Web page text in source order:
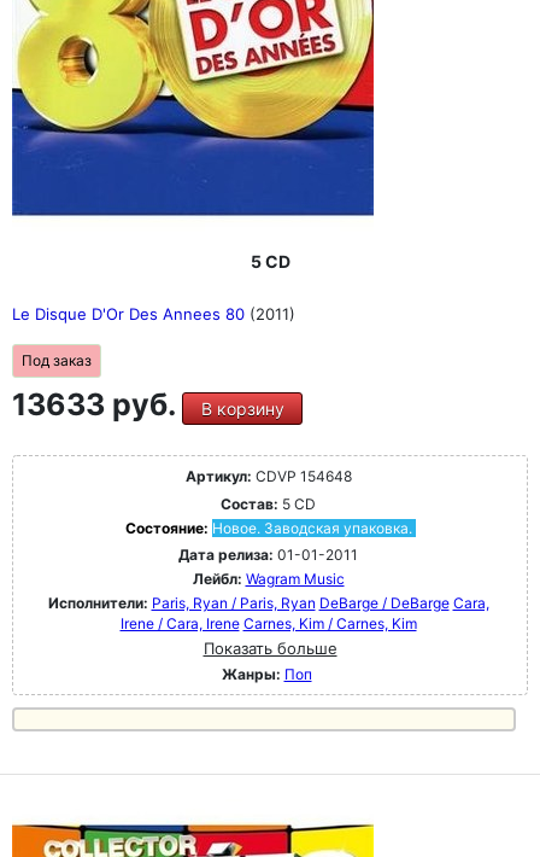
5 CD
Le Disque D'Or Des Annees 80 (2011)
Под заказ
13633 руб. В корзину
Артикул: CDVP 154648
Состав: 5 CD
Состояние: Новое. Заводская упаковка.
Дата релиза: 01-01-2011
Лейбл: Wagram Music
Исполнители: Paris, Ryan / Paris, Ryan DeBarge / DeBarge Cara,
Irene / Cara, Irene Carnes, Kim / Carnes, Kim
Показать больше
Жанры: Поп